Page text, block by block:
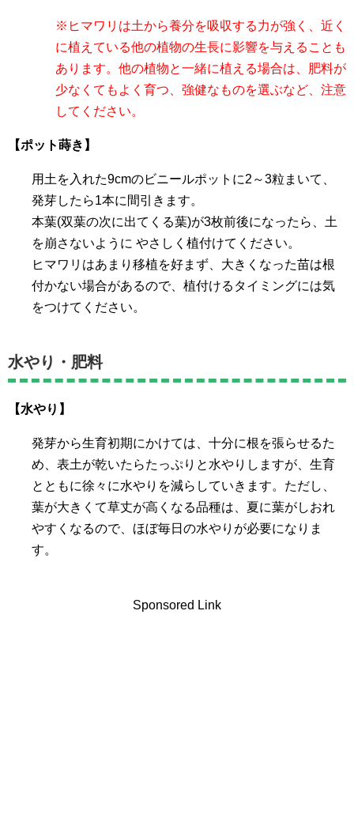
※ヒマワリは土から養分を吸収する力が強く、近く
に植えている他の植物の生長に影響を与えることも
あります。他の植物と一緒に植える場合は、肥料が
少なくてもよく育つ、強健なものを選ぶなど、注意
してください。
【ポット蒔き】
用土を入れた9cmのビニールポットに2～3粒まいて、
発芽したら1本に間引きます。
本葉(双葉の次に出てくる葉)が3枚前後になったら、土
を崩さないように やさしく植付けてください。
ヒマワリはあまり移植を好まず、大きくなった苗は根
付かない場合があるので、植付けるタイミングには気
をつけてください。
水やり・肥料
【水やり】
発芽から生育初期にかけては、十分に根を張らせるた
め、表土が乾いたらたっぷりと水やりしますが、生育
とともに徐々に水やりを減らしていきます。ただし、
葉が大きくて草丈が高くなる品種は、夏に葉がしおれ
やすくなるので、ほぼ毎日の水やりが必要になりま
す。
Sponsored Link